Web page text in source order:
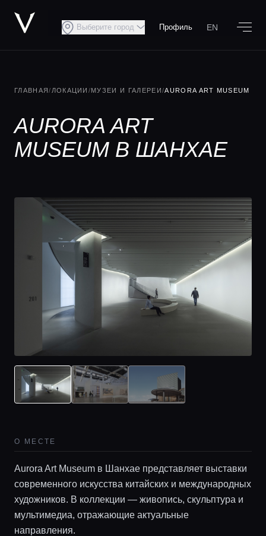
Выберите город Профиль EN
ГЛАВНАЯ/ ЛОКАЦИИ /МУЗЕИ И ГАЛЕРЕИ/AURORA ART MUSEUM
AURORA ART
MUSEUM В ШАНХАЕ
О МЕСТЕ
Aurora Art Museum в Шанхае представляет выставки
современного искусства китайских и международных
художников. В коллекции — живопись, скульптура и
мультимедиа, отражающие актуальные
направления.